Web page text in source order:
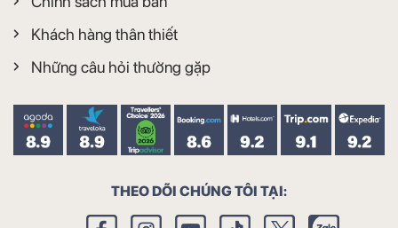
Khách hàng thân thiết
Những câu hỏi thường gặp
THEO DÕI CHÚNG TÔI TẠI: